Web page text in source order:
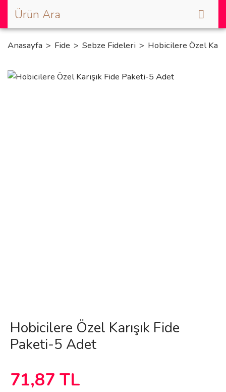
Anasayfa Fide Sebze Fideleri Hobicilere Özel
Hobicilere Özel Karışık Fide
Paketi-5 Adet
71,87 TL